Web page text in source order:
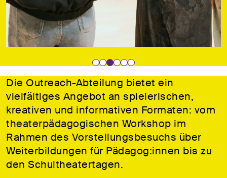
Die Outreach-Abteilung bietet ein
vielfältiges Angebot an spielerischen,
kreativen und informativen Formaten: vom
theaterpädagogischen Workshop im
Rahmen des Vorstellungsbesuchs über
Weiterbildungen für Pädagog:innen bis zu
den Schultheatertagen.